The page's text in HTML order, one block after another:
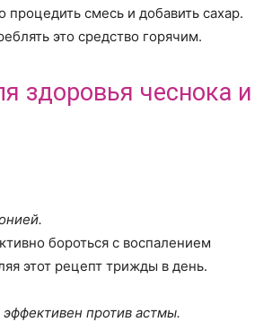
смесь и добавить сахар.
это средство горячим.
здоровья чеснока и
бороться с воспалением
этот рецепт трижды в день.
против астмы.